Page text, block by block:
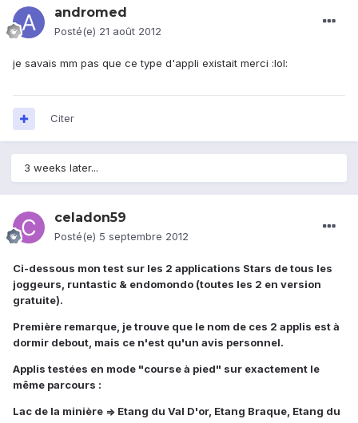
andromed
Posté(e) 21 août 2012
je savais mm pas que ce type d'appli existait merci :lol:
Citer
3 weeks later...
celadon59
Posté(e) 5 septembre 2012
Ci-dessous mon test sur les 2 applications Stars de tous les
joggeurs, runtastic & endomondo (toutes les 2 en version
gratuite).
Première remarque, je trouve que le nom de ces 2 applis est à
dormir debout, mais ce n'est qu'un avis personnel.
Applis testées en mode "course à pied" sur exactement le
même parcours :
Lac de la minière => Etang du Val D'or, Etang Braque, Etang du